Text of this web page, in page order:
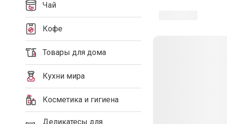
Чай
Кофе
Товары для дома
Кухни мира
Косметика и гигиена
Деликатесы для